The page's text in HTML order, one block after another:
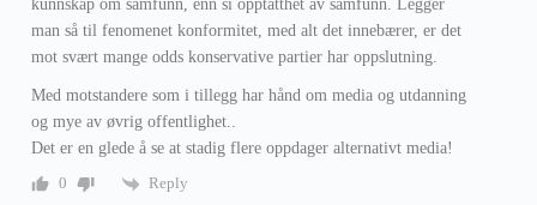
kunnskap om samfunn, enn si opptatthet av samfunn. Legger
man så til fenomenet konformitet, med alt det innebærer, er det
mot svært mange odds konservative partier har oppslutning.
Med motstandere som i tillegg har hånd om media og utdanning
og mye av øvrig offentlighet..
Det er en glede å se at stadig flere oppdager alternativt media!
0
Reply